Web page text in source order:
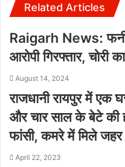
Related Articles
Raigarh News:
आरोपी गिरफ्तार, चोरी
August 14, 2024
राजधानी रायपुर में एक
और चार साल के बेटे की
फांसी, कमरे में मिले जहर
April 22, 2023